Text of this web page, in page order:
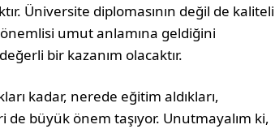
Üniversite diplomasının değil de kaliteli
umut anlamına geldiğini
bir kazanım olacaktır.
kadar, nerede eğitim aldıkları,
büyük önem taşıyor. Unutmayalım ki,